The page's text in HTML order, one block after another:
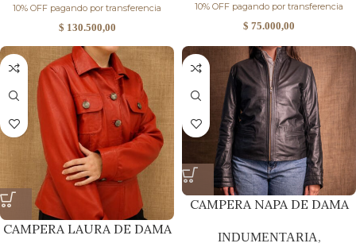
10% OFF pagando por transferencia
$ 130.500,00
10% OFF pagando por transferencia
$ 75.000,00
CAMPERA LAURA DE DAMA
CAMPERA NAPA DE DAMA
INDUMENTARIA,